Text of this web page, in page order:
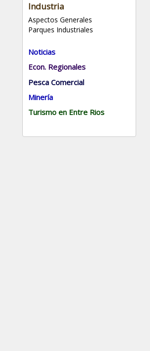
Industria
Aspectos Generales
Parques Industriales
Noticias
Econ. Regionales
Pesca Comercial
Minería
Turismo en Entre Rios